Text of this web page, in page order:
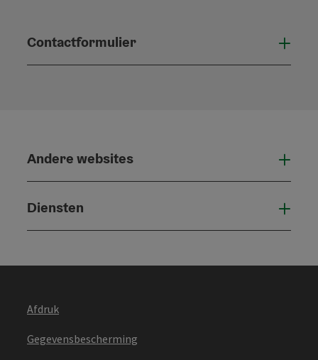
Contactformulier
Andere websites
Diensten
Afdruk
Gegevensbescherming